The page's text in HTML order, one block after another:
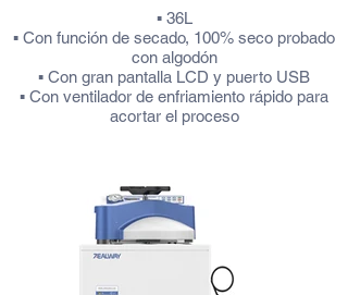
▪ 36L
▪ Con función de secado, 100% seco probado
con algodón
▪ Con gran pantalla LCD y puerto USB
▪ Con ventilador de enfriamiento rápido para
acortar el proceso
Más información